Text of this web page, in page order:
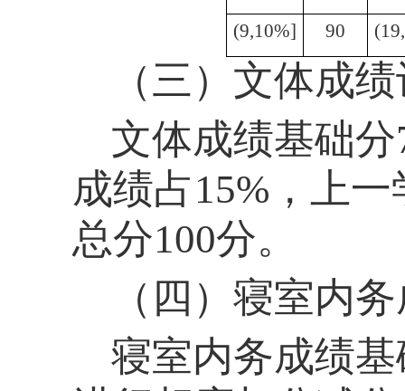
(9,10%]
90
（三） 文体成
文体成绩基础分
成绩占15%，上
总分100分。
（四） 寝室内
寝室内务成绩